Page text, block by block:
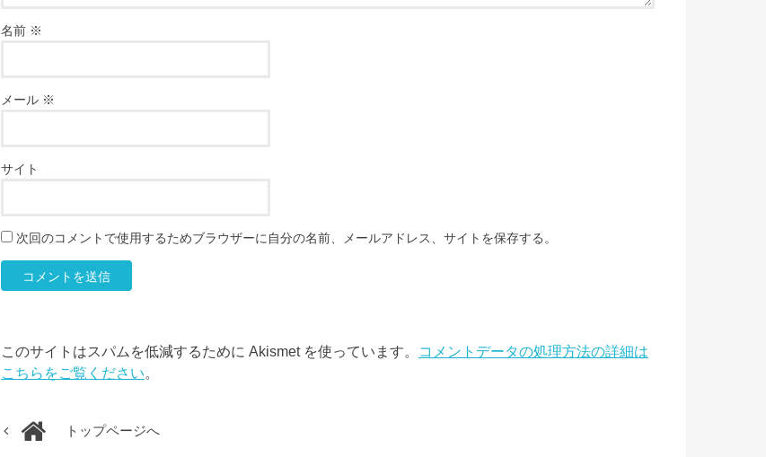
名前 ※
メール ※
サイト
次回のコメントで使用するためブラウザーに自分の名前、メールアドレス、サイトを保存する。
このサイトはスパムを低減するために Akismet を使っています。
コメントデータの処理方法の詳細は
こちらをご覧ください。
トップページへ